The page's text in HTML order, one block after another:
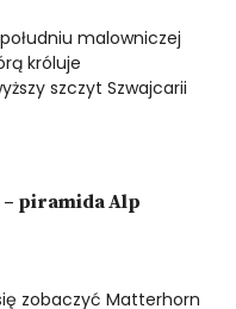
malowniczej
króluje
szczyt Szwajcarii
piramida Alp
zobaczyć Matterhorn